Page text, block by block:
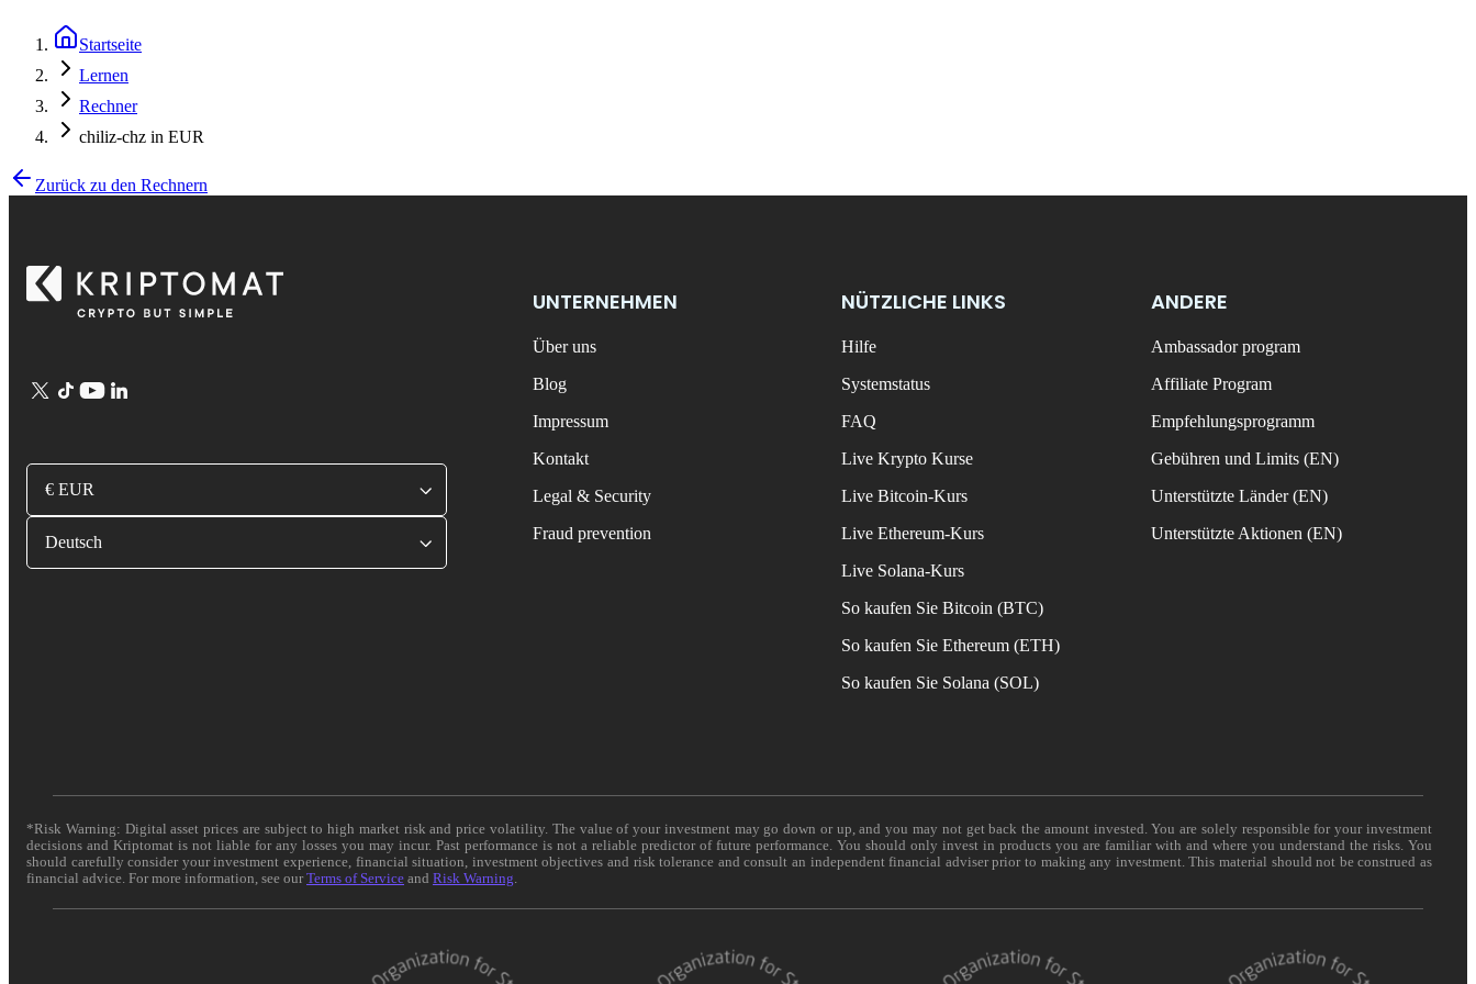
Startseite
Lernen
Rechner
chiliz-chz in EUR
Zurück zu den Rechnern
€ EUR
Deutsch
UNTERNEHMEN
Über uns
Blog
Impressum
Kontakt
Legal & Security
Fraud prevention
NÜTZLICHE LINKS
Hilfe
Systemstatus
FAQ
Live Krypto Kurse
Live Bitcoin-Kurs
Live Ethereum-Kurs
Live Solana-Kurs
So kaufen Sie Bitcoin (BTC)
So kaufen Sie Ethereum (ETH)
So kaufen Sie Solana (SOL)
ANDERE
Ambassador program
Affiliate Program
Empfehlungsprogramm
Gebühren und Limits (EN)
Unterstützte Länder (EN)
Unterstützte Aktionen (EN)
*Risk Warning: Digital asset prices are subject to high market risk and price volatility. The value of your investment may go down or up, and you may not get back the amount invested. You are solely responsible for your investment
decisions and Kriptomat is not liable for any losses you may incur. Past performance is not a reliable predictor of future performance. You should only invest in products you are familiar with and where you understand the risks. You
should carefully consider your investment experience, financial situation, investment objectives and risk tolerance and consult an independent financial adviser prior to making any investment. This material should not be construed as
financial advice. For more information, see ourTerms of Service and Risk Warning